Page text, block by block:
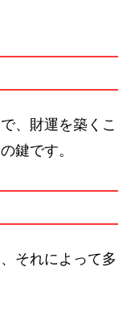
、財運を築くこ
鍵です。
それによって多